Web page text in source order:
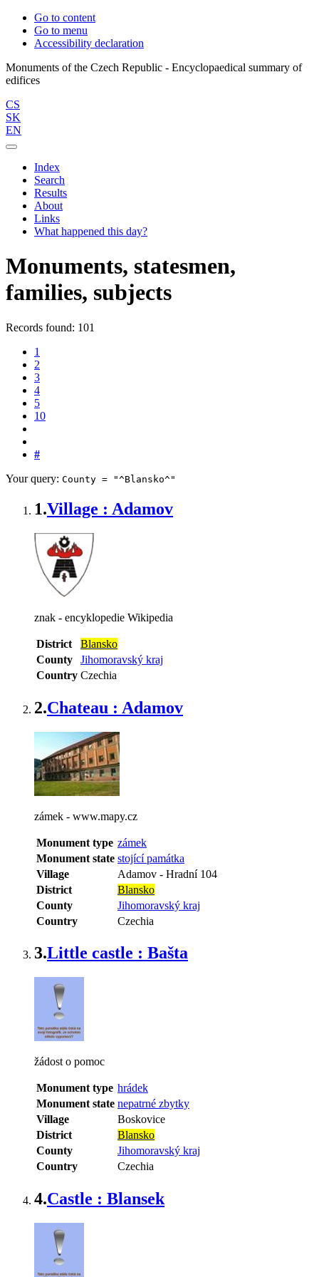
Go to content
Go to menu
Accessibility declaration
Monuments of the Czech Republic - Encyclopaedical summary of
CS
SK
EN
Index
Search
Results
About
Links
What happened this day?
Monuments, statesmen,
families, subjects
Records found: 101
1
2
3
4
5
10
#
Your query: County = "^Blansko^"
1.Village : Adamov
znak - encyklopedie Wikipedia
District
Blansko
County
Jihomoravský kraj
Country Czechia
2.Chateau : Adamov
zámek - www.mapy.cz
Monument type zámek
Monument state stojící památka
Village
Adamov - Hradní 104
District
Blansko
County
Jihomoravský kraj
Country
Czechia
3.Little castle : Bašta
žádost o pomoc
Monument type hrádek
Monument state nepatrné zbytky
Village
Boskovice
District
Blansko
County
Jihomoravský kraj
Country
Czechia
4.Castle : Blansek